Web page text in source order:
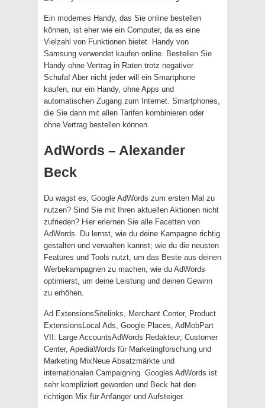
Ein modernes Handy, das Sie online bestellen
können, ist eher wie ein Computer, da es eine
Vielzahl von Funktionen bietet. Handy von
Samsung verwendet kaufen online. Bestellen Sie
Handy ohne Vertrag in Raten trotz negativer
Schufa! Aber nicht jeder will ein Smartphone
kaufen, nur ein Handy, ohne Apps und
automatischen Zugang zum Internet. Smartphones,
die Sie dann mit allen Tarifen kombinieren oder
ohne Vertrag bestellen können.
AdWords – Alexander
Beck
Du wagst es, Google AdWords zum ersten Mal zu
nutzen? Sind Sie mit Ihren aktuellen Aktionen nicht
zufrieden? Hier erlernen Sie alle Facetten von
AdWords. Du lernst, wie du deine Kampagne richtig
gestalten und verwalten kannst; wie du die neusten
Features und Tools nutzt, um das Beste aus deinen
Werbekampagnen zu machen; wie du AdWords
optimierst, um deine Leistung und deinen Gewinn
zu erhöhen.
Ad ExtensionsSitelinks, Merchant Center, Product
ExtensionsLocal Ads, Google Places, AdMobPart
VII: Large AccountsAdWords Redakteur, Customer
Center, ApediaWords für Marketingforschung und
Marketing MixNeue Absatzmärkte und
internationalen Campaigning. Googles AdWords ist
sehr kompliziert geworden und Beck hat den
richtigen Mix für Anfänger und Aufsteiger.